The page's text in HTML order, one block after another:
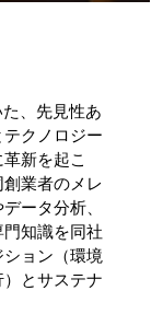
、先見性あ
クノロジー
新を起こ
業者のメレ
ータ分析、
知識を同社
ョン（環境
とサステナ